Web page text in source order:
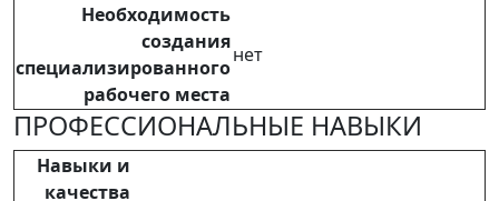
Необходимость
создания
специализированного
рабочего места
нет
ПРОФЕССИОНАЛЬНЫЕ НАВЫКИ
Навыки и
качества